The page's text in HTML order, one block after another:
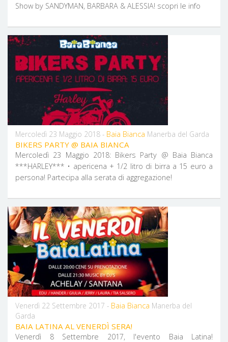
Show by SANDYMAN, BARBARA & ALESSIA! scopri le info
Mercoledì 23 Maggio 2018 - Baia Bianca Manerba del Garda
BIKERS PARTY @ BAIA BIANCA
Mercoledì 23 Maggio 2018: Bikers Party @ Baia Bianca
***HARLEY*** • apericena + 1/2 litro di birra a 15 euro a
persona! Partecipa alla serata di aggregazione!
Venerdì 22 Settembre 2017 - Baia Bianca Manerba del
Garda
BAIA LATINA AL VENERDÌ SERA!
Venerdì 8 Settembre 2017, l'evento Baia Latina!